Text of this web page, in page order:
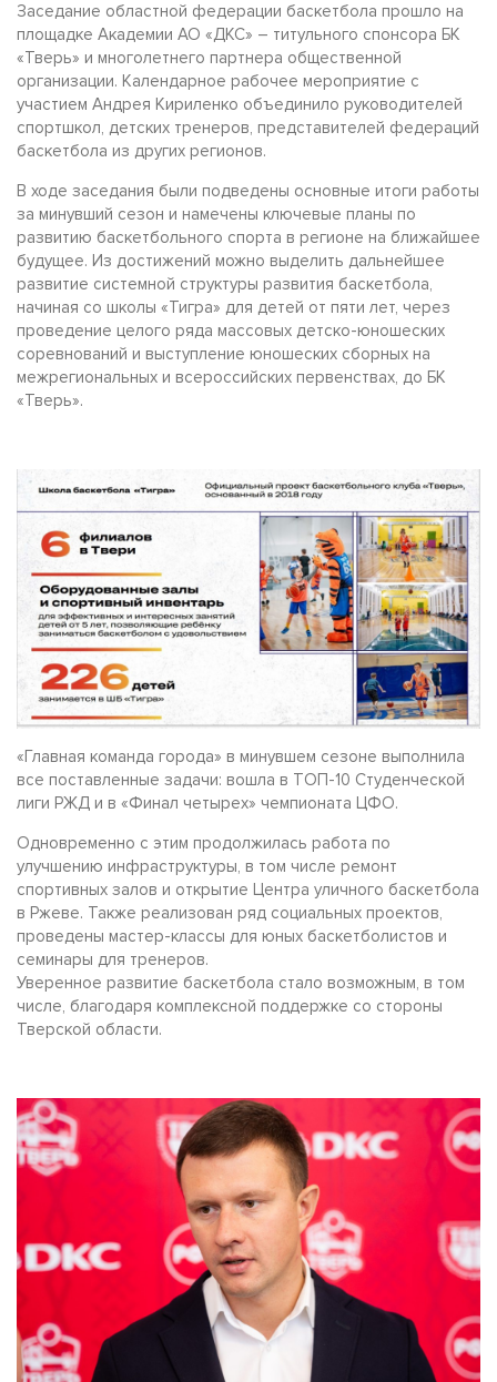
Заседание областной федерации баскетбола прошло на
площадке Академии АО «ДКС» – титульного спонсора БК
«Тверь» и многолетнего партнера общественной
организации. Календарное рабочее мероприятие с
участием Андрея Кириленко объединило руководителей
спортшкол, детских тренеров, представителей федераций
баскетбола из других регионов.
В ходе заседания были подведены основные итоги работы
за минувший сезон и намечены ключевые планы по
развитию баскетбольного спорта в регионе на ближайшее
будущее. Из достижений можно выделить дальнейшее
развитие системной структуры развития баскетбола,
начиная со школы «Тигра» для детей от пяти лет, через
проведение целого ряда массовых детско-юношеских
соревнований и выступление юношеских сборных на
межрегиональных и всероссийских первенствах, до БК
«Тверь».
«Главная команда города» в минувшем сезоне выполнила
все поставленные задачи: вошла в ТОП-10 Студенческой
лиги РЖД и в «Финал четырех» чемпионата ЦФО.
Одновременно с этим продолжилась работа по
улучшению инфраструктуры, в том числе ремонт
спортивных залов и открытие Центра уличного баскетбола
в Ржеве. Также реализован ряд социальных проектов,
проведены мастер-классы для юных баскетболистов и
семинары для тренеров.
Уверенное развитие баскетбола стало возможным, в том
числе, благодаря комплексной поддержке со стороны
Тверской области.